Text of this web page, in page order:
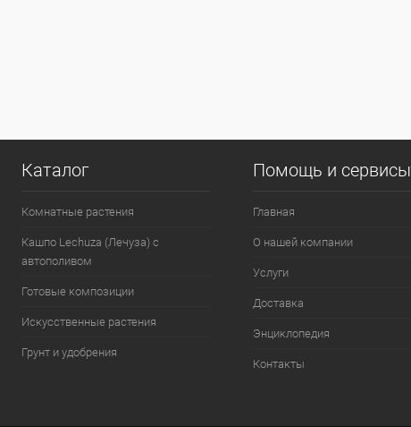
Каталог
Комнатные растения
Кашпо Lechuza (Лечуза) с
автополивом
Готовые композиции
Искусственные растения
Грунт и удобрения
Помощь и сервисы
Главная
О нашей компании
Услуги
Доставка
Энциклопедия
Контакты